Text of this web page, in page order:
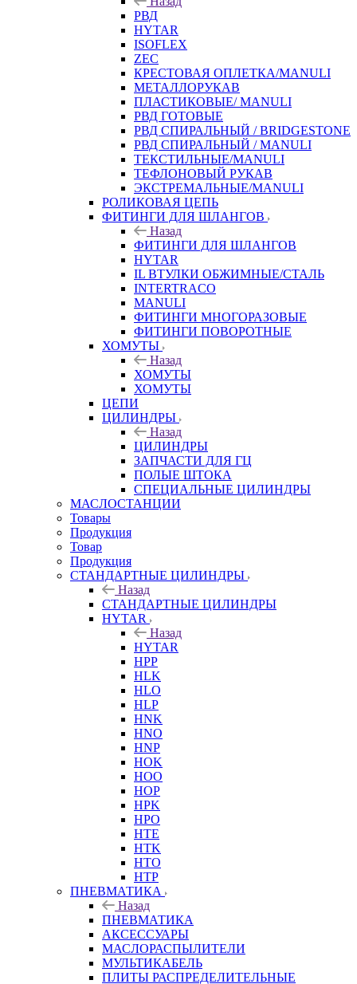
РВД
HYTAR
ISOFLEX
ZEC
КРЕСТОВАЯ ОПЛЕТКА/MANULI
МЕТАЛЛОРУКАВ
ПЛАСТИКОВЫЕ/ MANULI
РВД ГОТОВЫЕ
РВД СПИРАЛЬНЫЙ / BRIDGESTONE
РВД СПИРАЛЬНЫЙ / MANULI
ТЕКСТИЛЬНЫЕ/MANULI
ТЕФЛОНОВЫЙ РУКАВ
ЭКСТРЕМАЛЬНЫЕ/MANULI
РОЛИКОВАЯ ЦЕПЬ
ФИТИНГИ ДЛЯ ШЛАНГОВ
Назад
ФИТИНГИ ДЛЯ ШЛАНГОВ
HYTAR
IL ВТУЛКИ ОБЖИМНЫЕ/СТАЛЬ
INTERTRACO
MANULI
ФИТИНГИ МНОГОРАЗОВЫЕ
ФИТИНГИ ПОВОРОТНЫЕ
ХОМУТЫ
Назад
ХОМУТЫ
ХОМУТЫ
ЦЕПИ
ЦИЛИНДРЫ
Назад
ЦИЛИНДРЫ
ЗАПЧАСТИ ДЛЯ ГЦ
ПОЛЫЕ ШТОКА
СПЕЦИАЛЬНЫЕ ЦИЛИНДРЫ
МАСЛОСТАНЦИИ
Товары
Продукция
Товар
Продукция
СТАНДАРТНЫЕ ЦИЛИНДРЫ
Назад
СТАНДАРТНЫЕ ЦИЛИНДРЫ
HYTAR
Назад
HYTAR
HPP
HLK
HLO
HLP
HNK
HNO
HNP
HOK
HOO
HOP
HPK
HPO
HTE
HTK
HTO
HTP
ПНЕВМАТИКА
Назад
ПНЕВМАТИКА
АКСЕССУАРЫ
МАСЛОРАСПЫЛИТЕЛИ
МУЛЬТИКАБЕЛЬ
ПЛИТЫ РАСПРЕДЕЛИТЕЛЬНЫЕ